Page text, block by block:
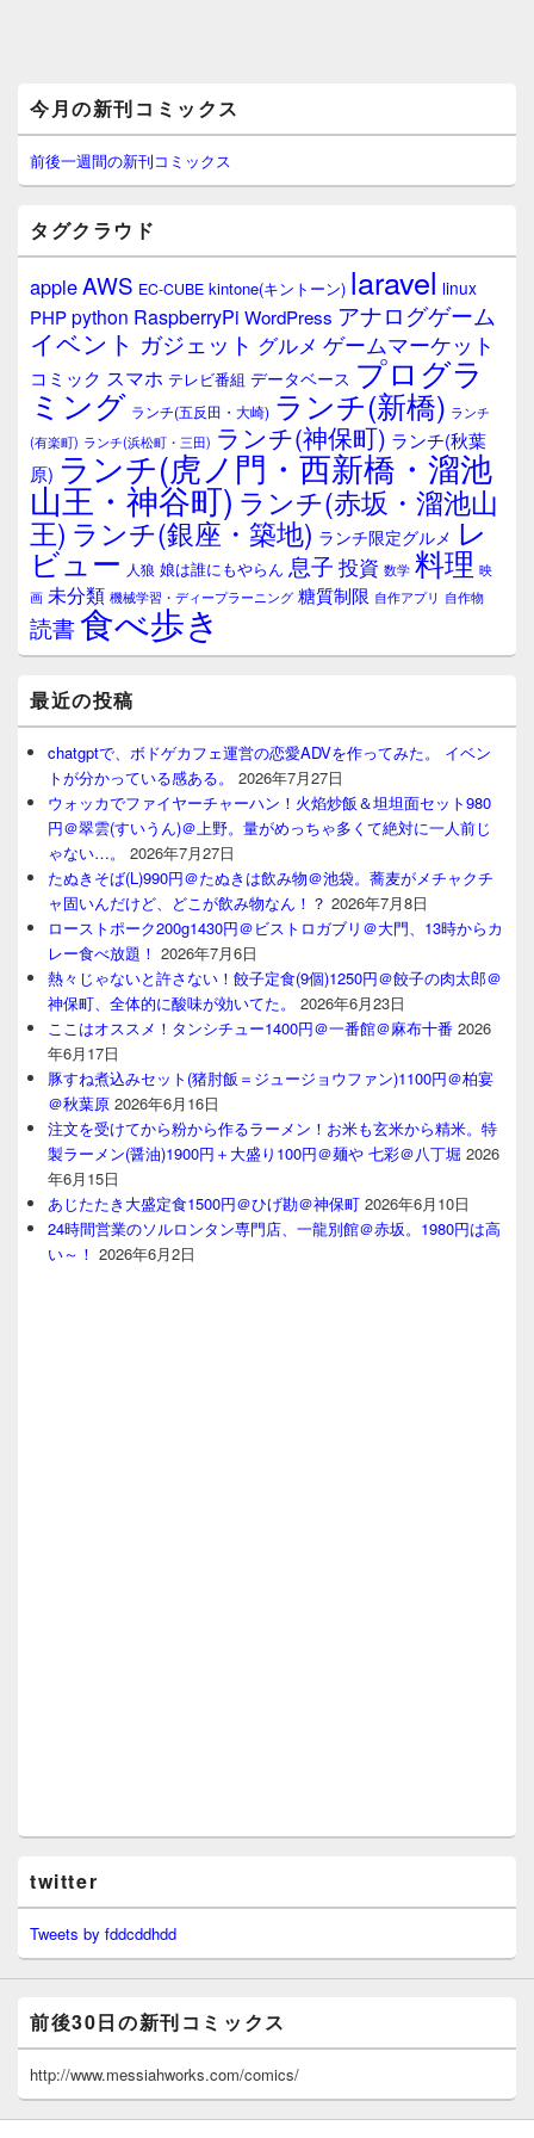
イ
ン
サ
イ
ウ
ィ
ジ
ェ
ア
今月の新刊コミックス
前後一週間の新刊コミックス
タグクラウド
appleAWS EC-CUBE kintone(キントーン) laravel linux
PHPpython RaspberryPi WordPress アナログゲーム
イベント ガジェット グルメ ゲームマーケット
コミック スマホ テレビ番組 データベース プログラ
ミング ランチ(五反田・大崎) ランチ(新橋) ランチ
(有楽町) ランチ(浜松町・三田) ランチ(神保町) ランチ(秋葉
原) ランチ(虎ノ門・西新橋・溜池
山王・神谷町) ランチ(赤坂・溜池山
王) ランチ(銀座・築地) ランチ限定グルメ レ
ビュー 人狼 娘は誰にもやらん 息子 投資 数学 料理 映
画 未分類 機械学習・ディープラーニング 糖質制限 自作アプリ 自作物
読書食べ歩き
最近の投稿
chatgptで、ボドゲカフェ運営の恋愛ADVを作ってみた。 イベン
トが分かっている感ある。
2026年7月27日
ウォッカでファイヤーチャーハン！火焰炒飯＆坦坦面セット980
円＠翠雲(すいうん)＠上野。量がめっちゃ多くて絶対に一人前じ
ゃない…。
2026年7月27日
たぬきそば(L)990円＠たぬきは飲み物＠池袋。蕎麦がメチャクチ
ャ固いんだけど、どこが飲み物なん！？ 2026年7月8日
ローストポーク200g1430円＠ビストロガブリ＠大門、13時からカ
レー食べ放題！ 2026年7月6日
熱々じゃないと許さない！餃子定食(9個)1250円＠餃子の肉太郎＠
神保町、全体的に酸味が効いてた。
2026年6月23日
ここはオススメ！タンシチュー1400円＠一番館＠麻布十番 2026
年6月17日
豚すね煮込みセット(猪肘飯＝ジュージョウファン)1100円＠柏宴
＠秋葉原 2026年6月16日
注文を受けてから粉から作るラーメン！お米も玄米から精米。特
製ラーメン(醤油)1900円＋大盛り100円＠麺や 七彩＠八丁堀 2026
年6月15日
あじたたき大盛定食1500円＠ひげ勘＠神保町 2026年6月10日
24時間営業のソルロンタン専門店、一龍別館＠赤坂。1980円は高
い～！ 2026年6月2日
twitter
Tweets by fddcddhdd
前後30日の新刊コミックス
http://www.messiahworks.com/comics/